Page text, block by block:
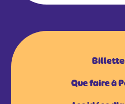
Que faire à